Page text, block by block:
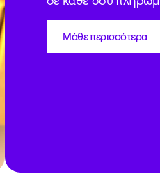
Μάθε περισσότερα
Μάθε περισσότερα
υπολοίπου, για να
Μάθε περισσότερα